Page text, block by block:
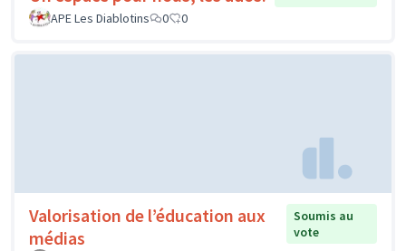
APE Les Diablotins
0 0
Valorisation de l’éducation aux
médias
Soumis au
vote